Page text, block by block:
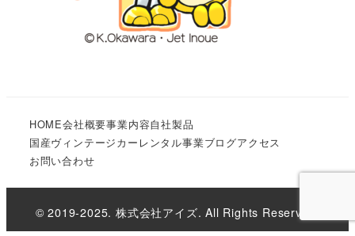
HOME会社概要事業内容自社製品
国産ヴィンテージカーレンタル事業ブログアクセス
お問い合わせ
© 2019-2025. 株式会社アイズ. All Rights Reserved.